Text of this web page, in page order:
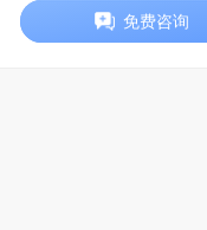
免费咨询